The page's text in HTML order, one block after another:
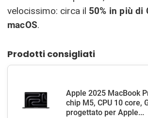
velocissimo: circa il 50% in più di
macOS.
Prodotti consigliati
Apple 2025 MacBook
chip M5, CPU 10 core,
progettato per Apple...